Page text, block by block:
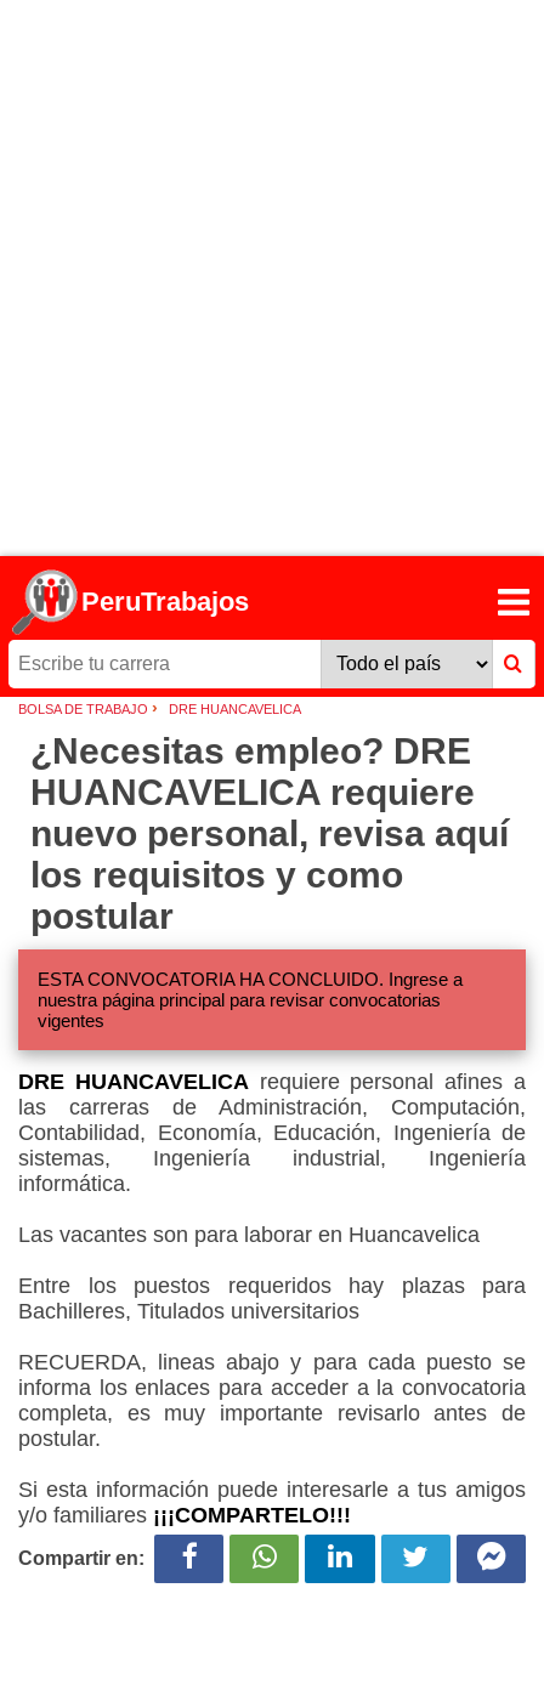
PeruTrabajos
BOLSA DE TRABAJO › DRE HUANCAVELICA
¿Necesitas empleo? DRE
HUANCAVELICA requiere
nuevo personal, revisa aquí
los requisitos y como
postular
ESTA CONVOCATORIA HA CONCLUIDO. Ingrese a
nuestra página principal para revisar convocatorias
vigentes
DRE HUANCAVELICArequiere personal afines a
las carreras de Administración, Computación,
Contabilidad, Economía, Educación, Ingeniería de
sistemas, Ingeniería industrial, Ingeniería
informática.
Las vacantes son para laborar en Huancavelica
Entre los puestos requeridos hay plazas para
Bachilleres, Titulados universitarios
RECUERDA, lineas abajo y para cada puesto se
informa los enlaces para acceder a la convocatoria
completa, es muy importante revisarlo antes de
postular.
Si esta información puede interesarle a tus amigos
y/o familiares ¡¡¡COMPARTELO!!!
Compartir en: